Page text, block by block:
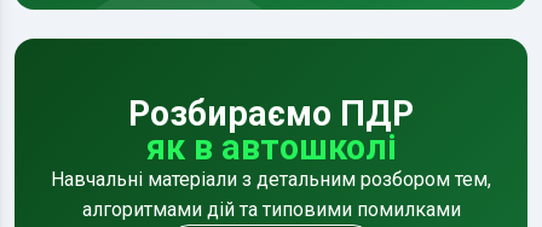
Розбираємо ПДР
як в автошколі
Навчальні матеріали з детальним розбором тем,
алгоритмами дій та типовими помилками